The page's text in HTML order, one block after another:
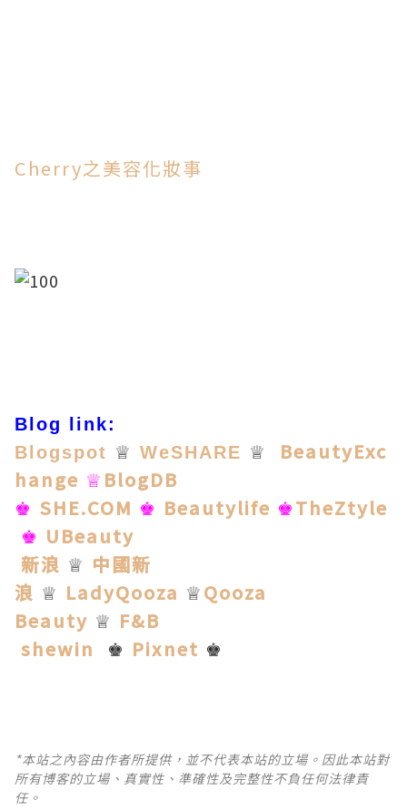
Cherry之美容化妝事
Blog link:
Blogspot ♕ WeSHARE ♕
BeautyExc
hange ♕ BlogDB
♚ SHE.COM ♚ Beautylife ♚ TheZtyle
♚ UBeauty
新浪 ♕ 中國新
浪 ♕ LadyQooza ♕ Qooza
Beauty ♕ F&B
shewin
♚ Pixnet ♚
*本站之內容由作者所提供，並不代表本站的立場。因此本站對
所有博客的立場、真實性、準確性及完整性不負任何法律責
任。